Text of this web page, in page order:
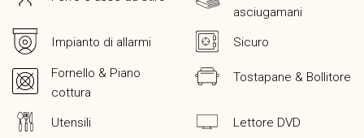
asciugamani
Impianto di allarmi Sicuro
Fornello & Piano
cottura
Tostapane & Bollitore
Utensili Lettore DVD